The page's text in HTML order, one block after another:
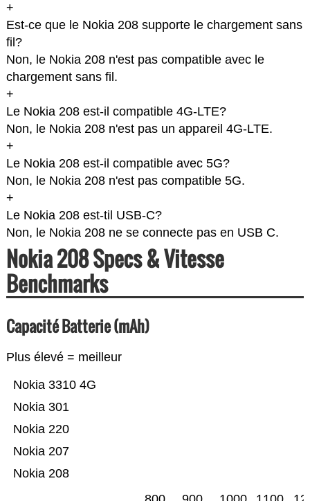
+
Est-ce que le Nokia 208 supporte le chargement sans
fil?
Non, le Nokia 208 n'est pas compatible avec le
chargement sans fil.
+
Le Nokia 208 est-il compatible 4G-LTE?
Non, le Nokia 208 n'est pas un appareil 4G-LTE.
+
Le Nokia 208 est-il compatible avec 5G?
Non, le Nokia 208 n'est pas compatible 5G.
+
Le Nokia 208 est-til USB-C?
Non, le Nokia 208 ne se connecte pas en USB C.
Nokia 208 Specs & Vitesse
Benchmarks
Capacité Batterie (mAh)
Plus élevé = meilleur
Nokia 208
Nokia 207
Nokia 220
Nokia 301
Nokia 3310 4G